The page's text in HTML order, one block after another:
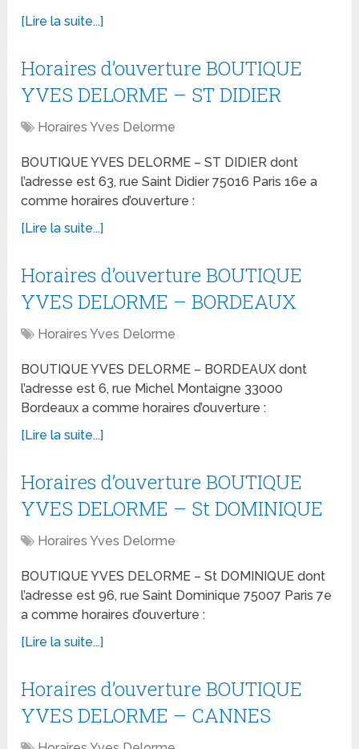
[Lire la suite...]
Horaires d’ouverture BOUTIQUE
YVES DELORME – ST DIDIER
Horaires Yves Delorme
BOUTIQUE YVES DELORME – ST DIDIER dont
l’adresse est 63, rue Saint Didier 75016 Paris 16e a
comme horaires d’ouverture :
[Lire la suite...]
Horaires d’ouverture BOUTIQUE
YVES DELORME – BORDEAUX
Horaires Yves Delorme
BOUTIQUE YVES DELORME – BORDEAUX dont
l’adresse est 6, rue Michel Montaigne 33000
Bordeaux a comme horaires d’ouverture :
[Lire la suite...]
Horaires d’ouverture BOUTIQUE
YVES DELORME – St DOMINIQUE
Horaires Yves Delorme
BOUTIQUE YVES DELORME – St DOMINIQUE dont
l’adresse est 96, rue Saint Dominique 75007 Paris 7e
a comme horaires d’ouverture :
[Lire la suite...]
Horaires d’ouverture BOUTIQUE
YVES DELORME – CANNES